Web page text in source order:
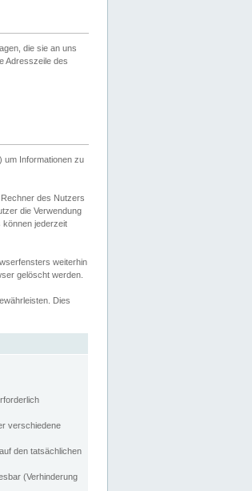
die sie an uns
Adresszeile des
um Informationen zu
des Nutzers
die Verwendung
können jederzeit
weiterhin
gelöscht werden.
Dies
verschiedene
den tatsächlichen
(Verhinderung